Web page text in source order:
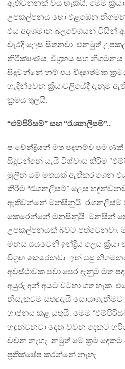
ඇතිවන්නක් විය හැකියි. මෙම
උපකල්පනය හෝ එළඹෙන
එය අදෘශමාන බලවේගයන් විසින්
වැරදි ලෙස සිතනවා. එනමුත්
නිරීක්ෂණය, විග්‍රහය සහ නිගමනය
සිදුවන්නේ නම් එය විද්‍යාත්මක
හැඳින්වෙන ක්‍රියාවලියේදී දැනුම
ක්‍රමය තුලයි.
“එම්පිරිසම්” සහ “රැශනලිසම්”..
පංචේන්ද්‍රියන් මත පදනම්ව පමණක්
සිදුවන්නේ යැයි විශ්වාස කිරීම
මුලින් යම් මතයක් ඇතිකර ගෙන
කිරීම “රැශනලිසම්” ලෙස
ඇතිවන්නේ මනසිනුයි. රැශනලිස්ම්
කෙරෙන්නේ මනසිනුයි. මනසින්
උපකල්පනයක් බවට පත්වෙනවා.
මනස සයවෙනි ඉන්ද්‍රිය ලෙස
විග්‍රහ කෙරෙනවා. ඉන් පසු
අවස්ථාවක පවා පෙර දැනුම මත
අයුරු අන් අයට වටහා ගත හැක.
නිසැකවම සත්‍යදැයි සොයාගැනීමට
භාජනය කළ යුතුයි. මෙම
හඳුන්වනවා දෙන වචන දෙකට
වචන නැහැ. නමුත් මේ ක්‍රම දෙකම
ප්‍රතික්ෂේප කරන්නේ නැහැ.